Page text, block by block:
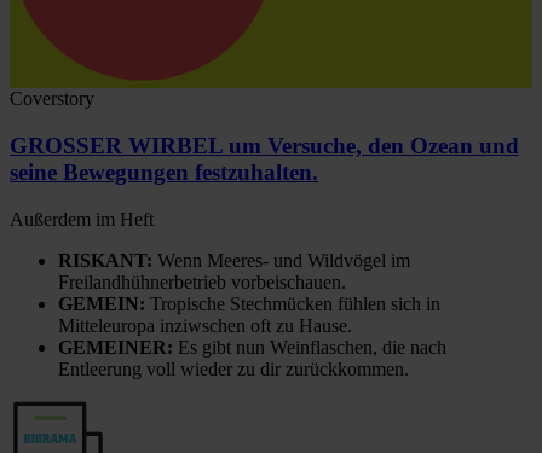
Coverstory
GROSSER WIRBEL um Versuche, den Ozean und
seine Bewegungen festzuhalten.
Außerdem im Heft
RISKANT: Wenn Meeres- und Wildvögel im
Freilandhühnerbetrieb vorbeischauen.
GEMEIN: Tropische Stechmücken fühlen sich in
Mitteleuropa inziwschen oft zu Hause.
GEMEINER: Es gibt nun Weinflaschen, die nach
Entleerung voll wieder zu dir zurückkommen.